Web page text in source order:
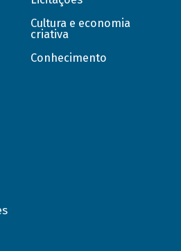
Cultura e economia
criativa
Conhecimento